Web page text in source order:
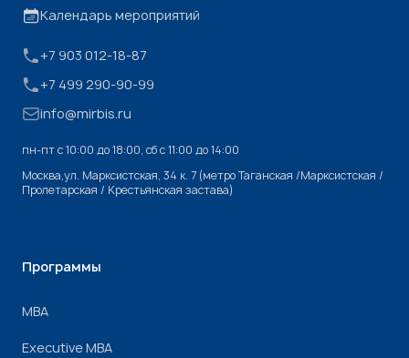
Календарь мероприятий
+7 903 012-18-87
+7 499 290-90-99
info@mirbis.ru
пн-пт с 10:00 до 18:00, cб с 11:00 до 14:00
Москва,ул. Марксистская, 34 к. 7 (метро Таганская /Марксистская /
Пролетарская / Крестьянская застава)
Программы
МВА
Executive MBA